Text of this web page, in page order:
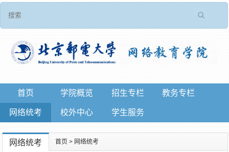
首页 学院概览 招生专栏 教务专栏
网络统考 校外中心 学生服务
网络统考 首页 > 网络统考